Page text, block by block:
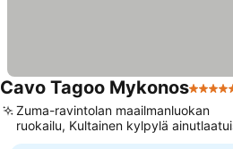
Cavo Tagoo Mykonos5
Zuma-ravintolan maailmanluokan
ruokailu, Kultainen kylpylä
hoidoilla